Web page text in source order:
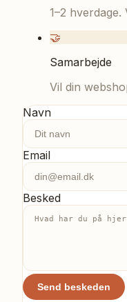
1–2 hverdage.
🤝
Samarbejde
Vil din
Navn
Email
Besked
Send beskeden